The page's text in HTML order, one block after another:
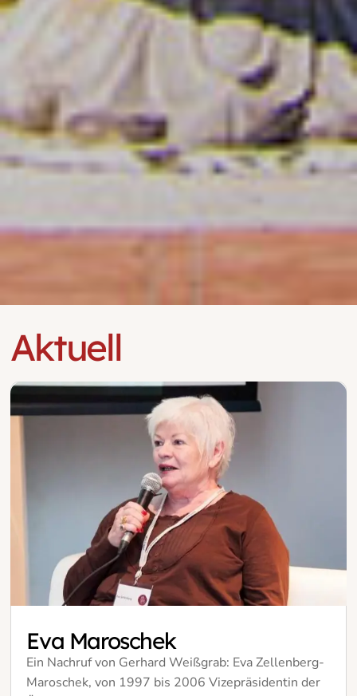
Aktuell
Eva Maroschek
Ein Nachruf von Gerhard Weißgrab: Eva Zellenberg-
Maroschek, von 1997 bis 2006 Vizepräsidentin der